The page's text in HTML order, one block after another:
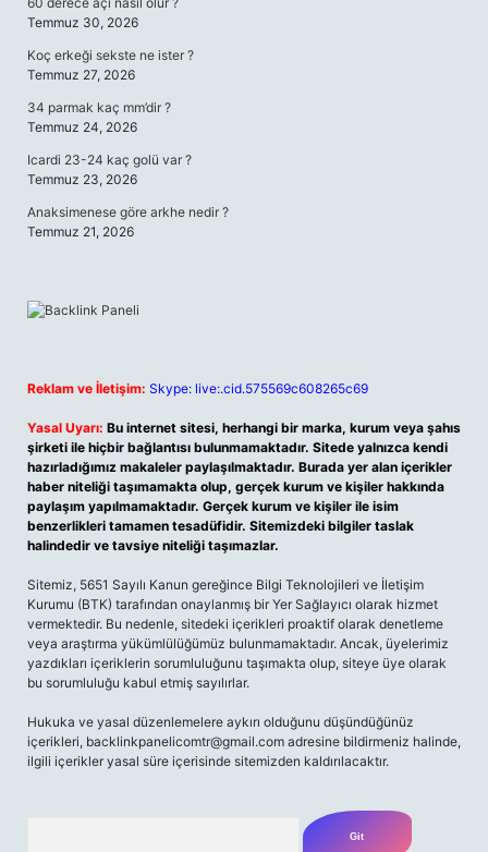
Temmuz 30, 2026
Koç erkeği sekste ne ister ?
Temmuz 27, 2026
34 parmak kaç mm’dir ?
Temmuz 24, 2026
Icardi 23-24 kaç golü var ?
Temmuz 23, 2026
Anaksimenese göre arkhe nedir ?
Temmuz 21, 2026
Reklam ve İletişim: Skype: live:.cid.575569c608265c69
Yasal Uyarı: Bu internet sitesi, herhangi bir marka, kurum veya şahıs
şirketi ile hiçbir bağlantısı bulunmamaktadır. Sitede yalnızca kendi
hazırladığımız makaleler paylaşılmaktadır. Burada yer alan içerikler
haber niteliği taşımamakta olup, gerçek kurum ve kişiler hakkında
paylaşım yapılmamaktadır. Gerçek kurum ve kişiler ile isim
benzerlikleri tamamen tesadüfidir. Sitemizdeki bilgiler taslak
halindedir ve tavsiye niteliği taşımazlar.
Sitemiz, 5651 Sayılı Kanun gereğince Bilgi Teknolojileri ve İletişim
Kurumu (BTK) tarafından onaylanmış bir Yer Sağlayıcı olarak hizmet
vermektedir. Bu nedenle, sitedeki içerikleri proaktif olarak denetleme
veya araştırma yükümlülüğümüz bulunmamaktadır. Ancak, üyelerimiz
yazdıkları içeriklerin sorumluluğunu taşımakta olup, siteye üye olarak
bu sorumluluğu kabul etmiş sayılırlar.
Hukuka ve yasal düzenlemelere aykırı olduğunu düşündüğünüz
içerikleri, backlinkpanelicomtr@gmail.com adresine bildirmeniz halinde,
ilgili içerikler yasal süre içerisinde sitemizden kaldırılacaktır.